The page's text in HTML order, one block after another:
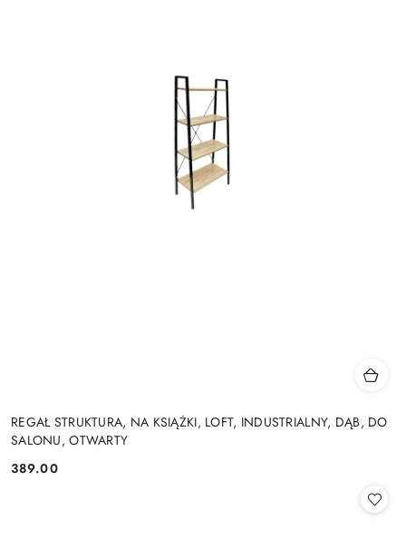
REGAŁ STRUKTURA, NA KSIĄŻKI, LOFT, INDUSTRIALNY, DĄB, DO
SALONU, OTWARTY
Cena:
389.00